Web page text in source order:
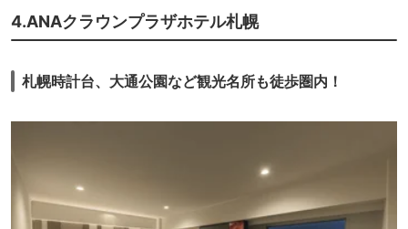
4.ANAクラウンプラザホテル札幌
札幌時計台、大通公園など観光名所も徒歩圏内！